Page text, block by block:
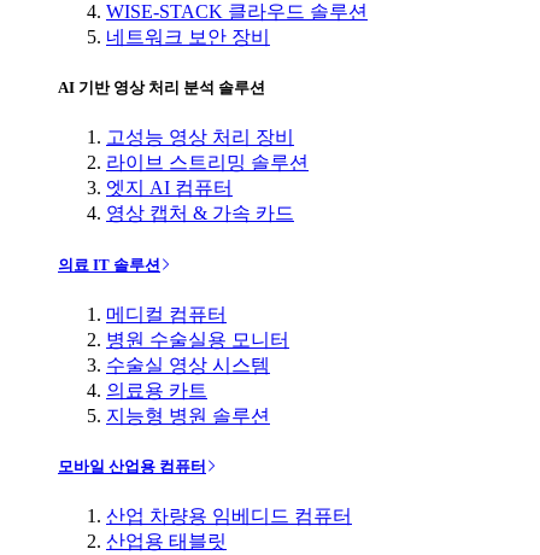
WISE-STACK 클라우드 솔루션
네트워크 보안 장비
AI 기반 영상 처리 분석 솔루션
고성능 영상 처리 장비
라이브 스트리밍 솔루션
엣지 AI 컴퓨터
영상 캡처 & 가속 카드
의료 IT 솔루션
메디컬 컴퓨터
병원 수술실용 모니터
수술실 영상 시스템
의료용 카트
지능형 병원 솔루션
모바일 산업용 컴퓨터
산업 차량용 임베디드 컴퓨터
산업용 태블릿